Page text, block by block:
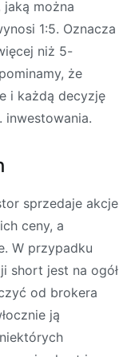
jaką można
1:5. Oznacza
niż 5-
że
i każdą decyzję
sprzedaje akcje
ceny, a
W przypadku
short jest na ogół
od brokera
ją